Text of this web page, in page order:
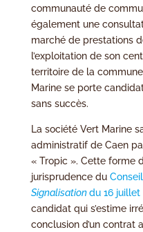
communauté de
également une
marché de prestations
l’exploitation de son
territoire de la
Marine se porte
sans succès.
La société Vert Marine
administratif de Caen
« Tropic ». Cette forme
jurisprudence du
Signalisationdu 16 juillet
candidat qui s’estime
conclusion d’un